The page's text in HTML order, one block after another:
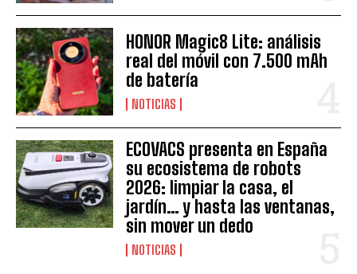
HONOR Magic8 Lite: análisis
real del móvil con 7.500 mAh
de batería
NOTICIAS
ECOVACS presenta en España
su ecosistema de robots
2026: limpiar la casa, el
jardín… y hasta las ventanas,
sin mover un dedo
NOTICIAS